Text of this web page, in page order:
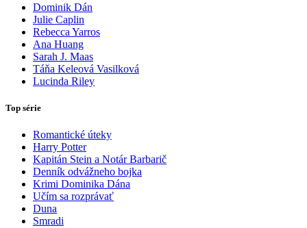
Dominik Dán
Julie Caplin
Rebecca Yarros
Ana Huang
Sarah J. Maas
Táňa Keleová Vasilková
Lucinda Riley
Top série
Romantické úteky
Harry Potter
Kapitán Stein a Notár Barbarič
Denník odvážneho bojka
Krimi Dominika Dána
Učím sa rozprávať
Duna
Smradi